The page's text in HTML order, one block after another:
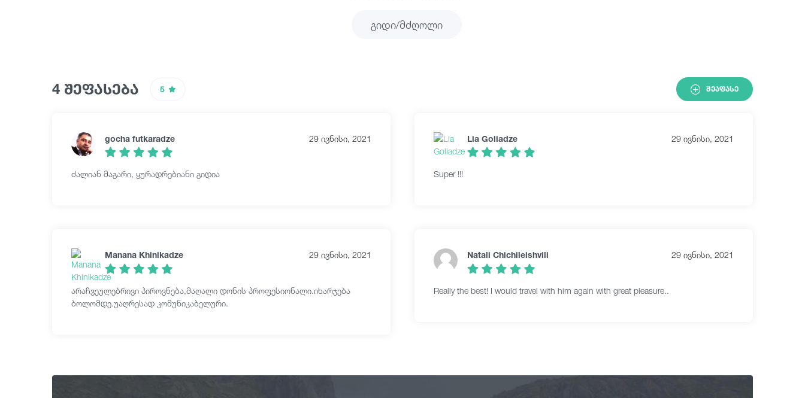
Გიდი/მძღოლი
4 შეფასება 5 ᲨᲔᲐᲤᲐᲡᲔ
gocha futkaradze 29 ივნისი, 2021
ძალიან მაგარი, ყურადრებიანი გიდია
Manana Khinikadze 29 ივნისი, 2021
არაჩვეულებრივი პიროვნება,მაღალი დონის პროფესიონალი.იხარჯება
ბოლომდე.უაღრესად კომუნიკაბელური.
Lia Goliadze 29 ივნისი, 2021
Super !!!
Natali Chichileishvili 29 ივნისი, 2021
Really the best! I would travel with him again with great pleasure..